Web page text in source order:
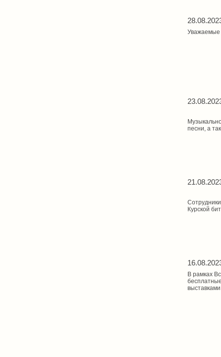
Уважаемые
песни, а
Курской
В рамках